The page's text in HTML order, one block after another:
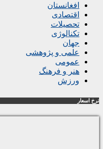
افغانستان
اقتصادی
تحصیلات
تکنالوژی
جهان
علمی و پژوهشی
عمومی
هنر و فرهنگ
ورزش
نرخ اسعار